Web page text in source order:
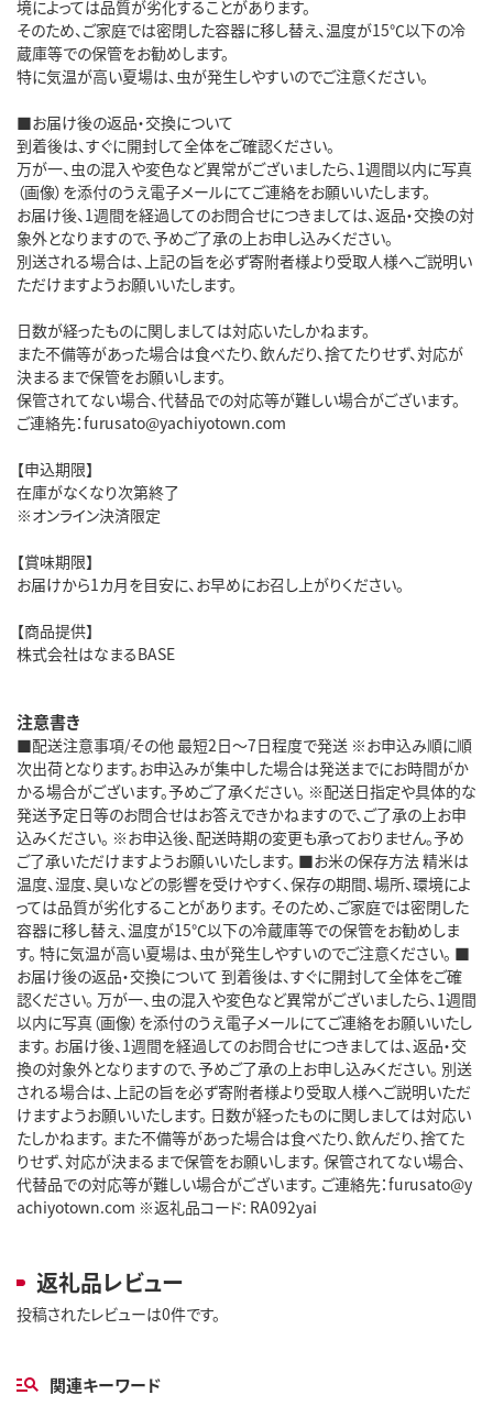
境によっては品質が劣化することがあります。
そのため、ご家庭では密閉した容器に移し替え、温度が15℃以下の冷
蔵庫等での保管をお勧めします。
特に気温が高い夏場は、虫が発生しやすいのでご注意ください。
■お届け後の返品・交換について
到着後は、すぐに開封して全体をご確認ください。
万が一、虫の混入や変色など異常がございましたら、1週間以内に写真
（画像）を添付のうえ電子メールにてご連絡をお願いいたします。
お届け後、1週間を経過してのお問合せにつきましては、返品・交換の対
象外となりますので、予めご了承の上お申し込みください。
別送される場合は、上記の旨を必ず寄附者様より受取人様へご説明い
ただけますようお願いいたします。
日数が経ったものに関しましては対応いたしかねます。
また不備等があった場合は食べたり、飲んだり、捨てたりせず、対応が
決まるまで保管をお願いします。
保管されてない場合、代替品での対応等が難しい場合がございます。
ご連絡先：furusato@yachiyotown.com
【申込期限】
在庫がなくなり次第終了
※オンライン決済限定
【賞味期限】
お届けから1カ月を目安に、お早めにお召し上がりください。
【商品提供】
株式会社はなまるBASE
注意書き
■配送注意事項/その他 最短2日～7日程度で発送 ※お申込み順に順
次出荷となります。お申込みが集中した場合は発送までにお時間がか
かる場合がございます。予めご了承ください。 ※配送日指定や具体的な
発送予定日等のお問合せはお答えできかねますので、ご了承の上お申
込みください。 ※お申込後、配送時期の変更も承っておりません。予め
ご了承いただけますようお願いいたします。 ■お米の保存方法 精米は
温度、湿度、臭いなどの影響を受けやすく、保存の期間、場所、環境によ
っては品質が劣化することがあります。 そのため、ご家庭では密閉した
容器に移し替え、温度が15℃以下の冷蔵庫等での保管をお勧めしま
す。 特に気温が高い夏場は、虫が発生しやすいのでご注意ください。 ■
お届け後の返品・交換について 到着後は、すぐに開封して全体をご確
認ください。 万が一、虫の混入や変色など異常がございましたら、1週間
以内に写真（画像）を添付のうえ電子メールにてご連絡をお願いいたし
ます。 お届け後、1週間を経過してのお問合せにつきましては、返品・交
換の対象外となりますので、予めご了承の上お申し込みください。 別送
される場合は、上記の旨を必ず寄附者様より受取人様へご説明いただ
けますようお願いいたします。 日数が経ったものに関しましては対応い
たしかねます。 また不備等があった場合は食べたり、飲んだり、捨てた
りせず、対応が決まるまで保管をお願いします。 保管されてない場合、
代替品での対応等が難しい場合がございます。 ご連絡先：furusato@y
achiyotown.com ※返礼品コード: RA092yai
返礼品レビュー
投稿されたレビューは0件です。
関連キーワード